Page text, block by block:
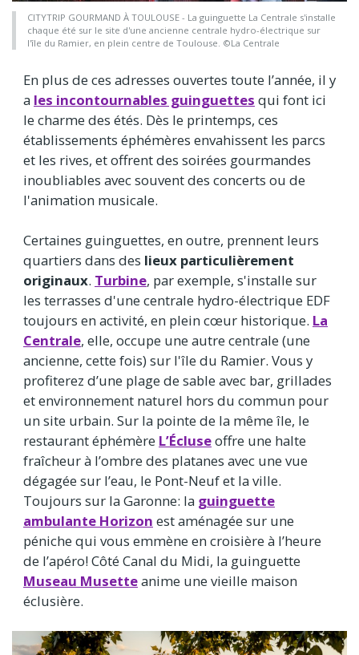
CITYTRIP GOURMAND À TOULOUSE - La guinguette La Centrale s'installe
chaque été sur le site d'une ancienne centrale hydro-électrique sur
l'île du Ramier, en plein centre de Toulouse. ©La Centrale
En plus de ces adresses ouvertes toute l’année, il y
a les incontournables guinguettes qui font ici
le charme des étés. Dès le printemps, ces
établissements éphémères envahissent les parcs
et les rives, et offrent des soirées gourmandes
inoubliables avec souvent des concerts ou de
l'animation musicale.
Certaines guinguettes, en outre, prennent leurs
quartiers dans des lieux particulièrement
originaux. Turbine, par exemple, s'installe sur
les terrasses d'une centrale hydro-électrique EDF
toujours en activité, en plein cœur historique. La
Centrale, elle, occupe une autre centrale (une
ancienne, cette fois) sur l'île du Ramier. Vous y
profiterez d’une plage de sable avec bar, grillades
et environnement naturel hors du commun pour
un site urbain. Sur la pointe de la même île, le
restaurant éphémère L’Écluseoffre une halte
fraîcheur à l’ombre des platanes avec une vue
dégagée sur l’eau, le Pont-Neuf et la ville.
Toujours sur la Garonne: la guinguette
ambulante Horizon est aménagée sur une
péniche qui vous emmène en croisière à l’heure
de l’apéro! Côté Canal du Midi, la guinguette
Museau Musetteanime une vieille maison
éclusière.